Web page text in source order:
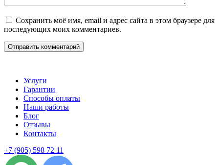
Сохранить моё имя, email и адрес сайта в этом браузере для
последующих моих комментариев.
Услуги
Гарантии
Способы оплаты
Наши работы
Блог
Отзывы
Контакты
+7 (905) 598 72 11